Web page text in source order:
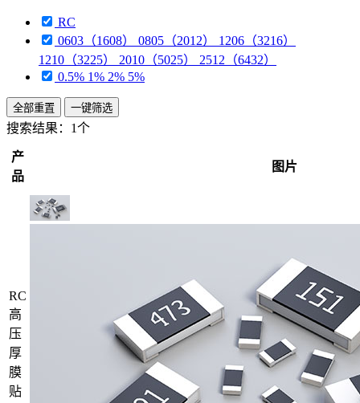
RC
0603（1608） 0805（2012） 1206（3216）
1210（3225） 2010（5025） 2512（6432）
0.5% 1% 2% 5%
全部重置 一键筛选
搜索结果： 1个
产
品
图片
RC
高
压
厚
膜
贴